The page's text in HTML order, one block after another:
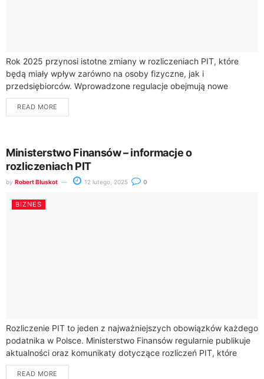
Rok 2025 przynosi istotne zmiany w rozliczeniach PIT, które
będą miały wpływ zarówno na osoby fizyczne, jak i
przedsiębiorców. Wprowadzone regulacje obejmują nowe
zasady dotyczące wakacji składkowych ZUS oraz modyfikacje...
READ MORE
Ministerstwo Finansów – informacje o
rozliczeniach PIT
by Robert Błuskot 12 lutego, 2025 0
BIZNES
Rozliczenie PIT to jeden z najważniejszych obowiązków każdego
podatnika w Polsce. Ministerstwo Finansów regularnie publikuje
aktualności oraz komunikaty dotyczące rozliczeń PIT, które
można znaleźć na ich stronie internetowej. Okres rozliczeń...
READ MORE